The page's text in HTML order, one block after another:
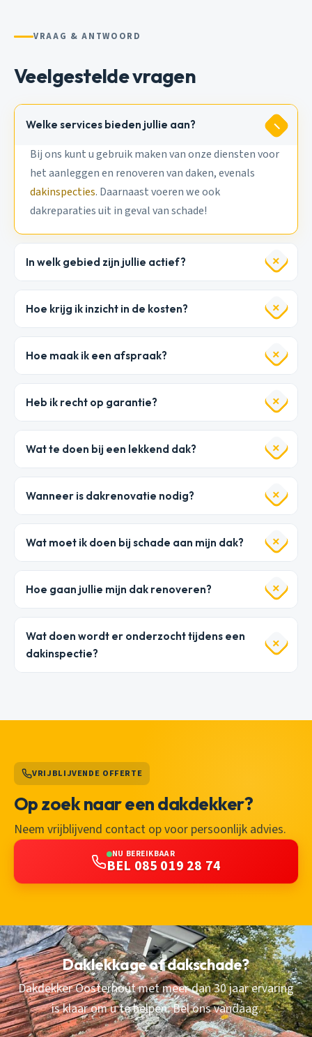
VRAAG & ANTWOORD
Veelgestelde vragen
Welke services bieden jullie aan?
Bij ons kunt u gebruik maken van onze diensten voor
het aanleggen en renoveren van daken, evenals
dakinspecties. Daarnaast voeren we ook
dakreparaties uit in geval van schade!
In welk gebied zijn jullie actief?
Hoe krijg ik inzicht in de kosten?
Hoe maak ik een afspraak?
Heb ik recht op garantie?
Wat te doen bij een lekkend dak?
Wanneer is dakrenovatie nodig?
Wat moet ik doen bij schade aan mijn dak?
Hoe gaan jullie mijn dak renoveren?
Wat doen wordt er onderzocht tijdens een
dakinspectie?
VRIJBLIJVENDE OFFERTE
Op zoek naar een dakdekker?
Neem vrijblijvend contact op voor persoonlijk advies.
NU BEREIKBAAR
BEL 085 019 28 74
Daklekkage of dakschade?
Dakdekker Oosterhout met meer dan 30 jaar ervaring
is klaar om u te helpen. Bel ons vandaag.